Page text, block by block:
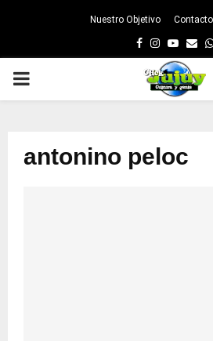
Nuestro Objetivo Contacto
Facebook
Instagram
PRIMARY
antonino peloc